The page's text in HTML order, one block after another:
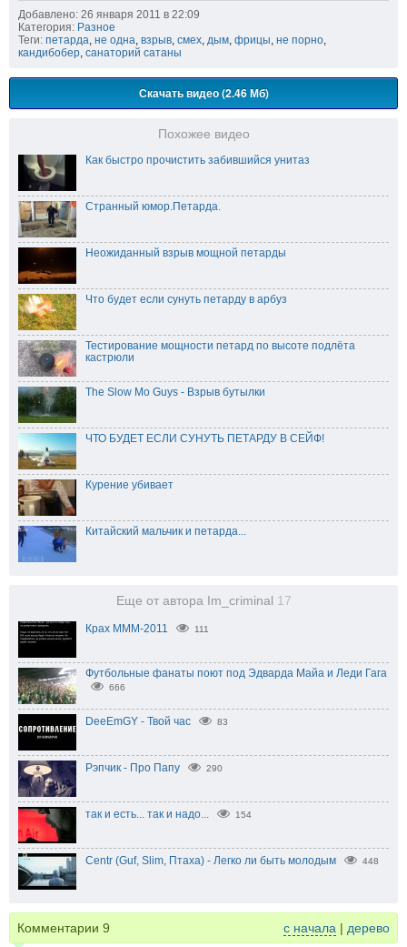
Добавлено: 26 января 2011 в 22:09
Категория: Разное
Теги: петарда не одна взрыв смех дым фрицы не порно
кандибобер санаторий сатаны
Скачать видео (2.46 Мб)
Похожее видео
Как быстро прочистить забившийся унитаз
Странный юмор.Петарда.
Неожиданный взрыв мощной петарды
Что будет если сунуть петарду в арбуз
Тестирование мощности петард по высоте подлёта
кастрюли
The Slow Mo Guys - Взрыв бутылки
ЧТО БУДЕТ ЕСЛИ СУНУТЬ ПЕТАРДУ В СЕЙФ!
Курение убивает
Китайский мальчик и петарда...
Еще от автора Im_criminal 17
Крах МММ-2011 111
Футбольные фанаты поют под Эдварда Майа и Леди Гага
666
DeeEmGY - Твой час 83
Рэпчик - Про Папу 290
так и есть... так и надо... 154
Centr (Guf, Slim, Птаха) - Легко ли быть молодым 448
Комментарии 9 с начала | дерево